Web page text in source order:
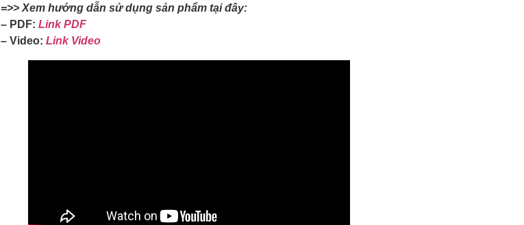
=>> Xem hướng dẫn sử dụng sản phẩm tại đây:
– PDF: Link PDF
– Video: Link Video